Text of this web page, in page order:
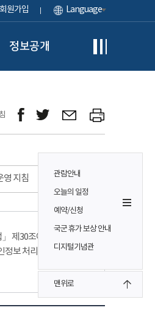
회원가입 Language
정보공개
관람안내
오늘의 일정
예약/신청
국군 휴가 보상 안내
디지털기념관
맨위로
영 지침
제30조에 따라
정보 처리방침을